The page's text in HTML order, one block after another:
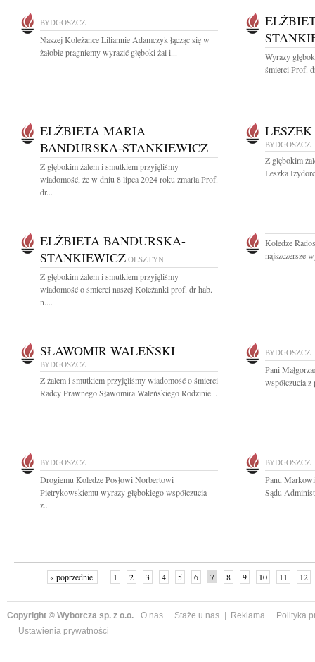
BYDGOSZCZ
Naszej Koleżance Liliannie Adamczyk łącząc się w
żałobie pragniemy wyrazić głęboki żal i...
Wyrazy
śmierci Prof.
ELŻBIETA MARIA
BANDURSKA-STANKIEWICZ
Z głębokim żalem i smutkiem przyjęliśmy
wiadomość, że w dniu 8 lipca 2024 roku zmarła Prof.
dr...
BYDGOSZCZ
Z głębokim
Leszka
ELŻBIETA BANDURSKA-
STANKIEWICZ OLSZTYN
Z głębokim żalem i smutkiem przyjęliśmy
wiadomość o śmierci naszej Koleżanki prof. dr hab.
n....
Koledze
najszczersze
SŁAWOMIR WALEŃSKI
BYDGOSZCZ
Z żalem i smutkiem przyjęliśmy wiadomość o śmierci
Radcy Prawnego Sławomira Waleńskiego Rodzinie...
BYDGOSZCZ
Pani
współczucia
BYDGOSZCZ
Drogiemu Koledze Posłowi Norbertowi
Pietrykowskiemu wyrazy głębokiego współczucia
z...
BYDGOSZCZ
Panu
Sądu
« poprzednie 1 2 3 4 5 6 7 8 9 10 11 12
Copyright © Wyborcza sp. z o.o. O nas Staże u nas Reklama
Polityka
Ustawienia prywatności